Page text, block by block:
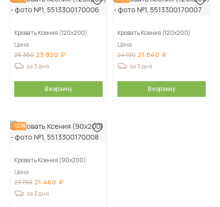
Кровать Ксения (120х200)
Цена
26 380 23 820
за 3 дня
В корзину
Кровать Ксения (120х200)
Цена
24 190 21 840
за 3 дня
В корзину
-10%
Кровать Ксения (90х200)
Цена
23 750 21 460
за 3 дня